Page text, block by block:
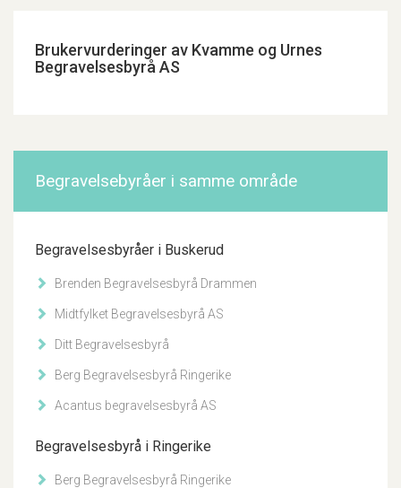
Brukervurderinger av Kvamme og Urnes
Begravelsesbyrå AS
Begravelsebyråer i samme område
Begravelsesbyråer i Buskerud
Brenden Begravelsesbyrå Drammen
Midtfylket Begravelsesbyrå AS
Ditt Begravelsesbyrå
Berg Begravelsesbyrå Ringerike
Acantus begravelsesbyrå AS
Begravelsesbyrå i Ringerike
Berg Begravelsesbyrå Ringerike